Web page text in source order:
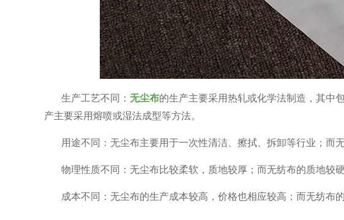
生产工艺不同： 无尘布的生产主要采用热轧或化学法制造，其中
产主要采用熔喷或湿法成型等方法。
用途不同：无尘布主要用于一次性清洁、擦拭、拆卸等行业；而
物理性质不同：无尘布比较柔软，质地较厚；而无纺布的质地较
成本不同：无尘布的生产成本较高，价格也相应较高；而无纺布